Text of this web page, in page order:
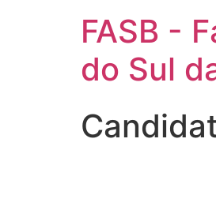
FASB -
do Sul